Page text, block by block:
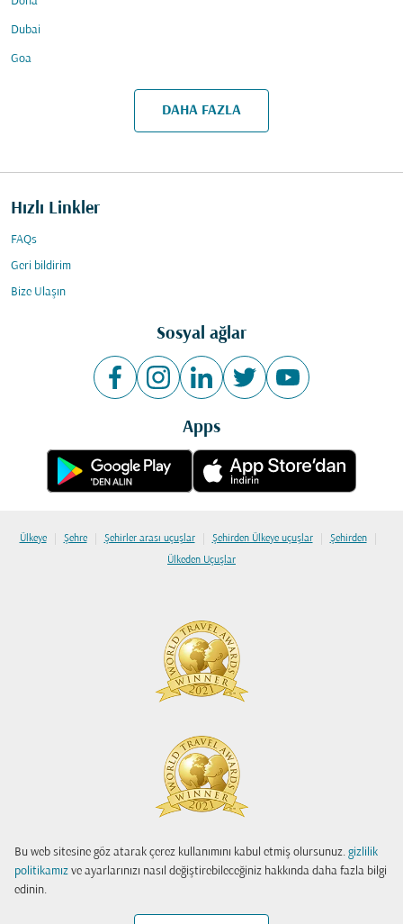
Bu web sitesine göz atarak çerez kullanımını kabul etmiş olursunuz. gizlilik
politikamız ve ayarlarınızı nasıl değiştirebileceğiniz hakkında daha fazla bilgi
edinin.
Dubai
Goa
DAHA FAZLA
Hızlı Linkler
FAQs
Geri bildirim
Bize Ulaşın
Sosyal ağlar
Apps
Ülkeye | Şehre | Şehirler arası uçuşlar | Şehirden Ülkeye uçuşlar | Şehirden |
Ülkeden Uçuşlar